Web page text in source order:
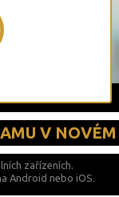
V
zařízeních.
Android nebo iOS.